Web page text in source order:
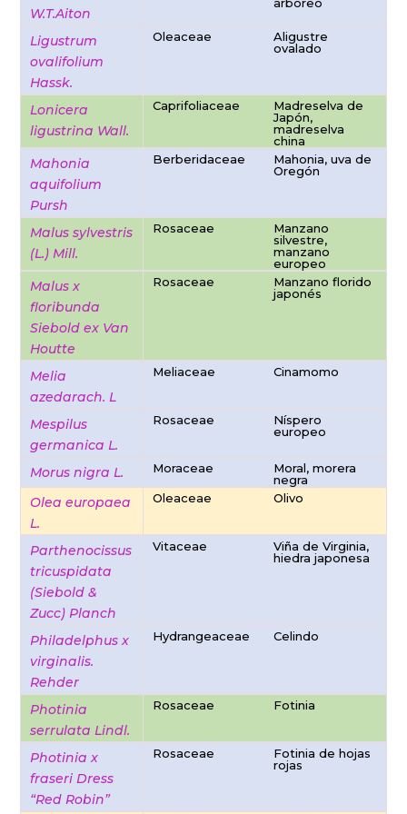
W.T.Aiton
Ligustrum
ovalifolium
Hassk.
Oleaceae
Aligustre
ovalado
Lonicera
ligustrina Wall.
Caprifoliaceae
Madreselva de
Japón,
madreselva
china
Mahonia
aquifolium
Pursh
Berberidaceae
Mahonia, uva de
Oregón
Malus sylvestris
(L.) Mill.
Rosaceae
Manzano
silvestre,
manzano
europeo
Malus x
floribunda
Siebold ex Van
Houtte
Rosaceae
Manzano florido
japonés
Melia
azedarach. L
Meliaceae Cinamomo
Mespilus
germanica L.
Rosaceae
Níspero
europeo
Morus nigra L. Moraceae
Moral, morera
negra
Olea europaea
L.
Oleaceae Olivo
Parthenocissus
tricuspidata
(Siebold &
Zucc) Planch
Vitaceae
Viña de Virginia,
hiedra japonesa
Philadelphus x
virginalis.
Rehder
Hydrangeaceae Celindo
Photinia
serrulata Lindl.
Rosaceae Fotinia
Photinia x
fraseri Dress
“Red Robin”
Rosaceae
Fotinia de hojas
rojas